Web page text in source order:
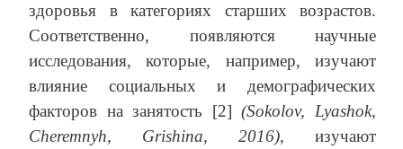
здоровья в категориях старших возрастов.
Соответственно, появляются научные
исследования, которые, например, изучают
влияние социальных и демографических
факторов на занятость [2](Sokolov, Lyashok,
Cheremnyh, Grishina, 2016), изучают